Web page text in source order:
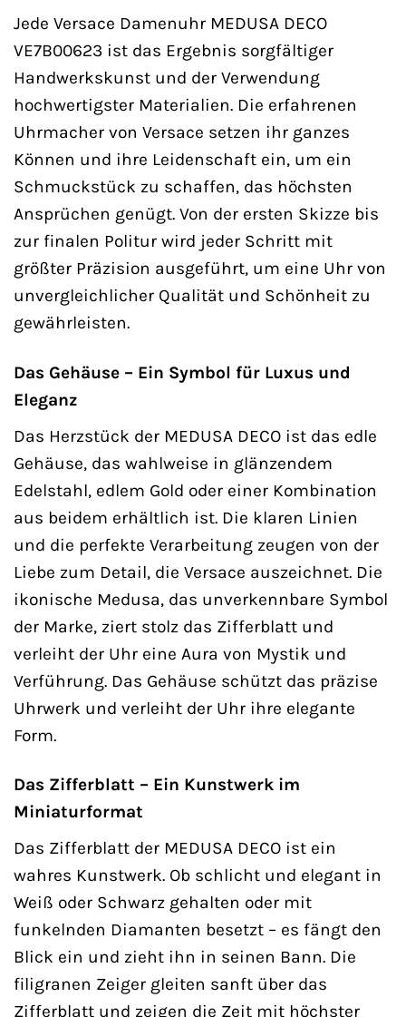
Jede Versace Damenuhr MEDUSA DECO
VE7B00623 ist das Ergebnis sorgfältiger
Handwerkskunst und der Verwendung
hochwertigster Materialien. Die erfahrenen
Uhrmacher von Versace setzen ihr ganzes
Können und ihre Leidenschaft ein, um ein
Schmuckstück zu schaffen, das höchsten
Ansprüchen genügt. Von der ersten Skizze bis
zur finalen Politur wird jeder Schritt mit
größter Präzision ausgeführt, um eine Uhr von
unvergleichlicher Qualität und Schönheit zu
gewährleisten.
Das Gehäuse – Ein Symbol für Luxus und
Eleganz
Das Herzstück der MEDUSA DECO ist das edle
Gehäuse, das wahlweise in glänzendem
Edelstahl, edlem Gold oder einer Kombination
aus beidem erhältlich ist. Die klaren Linien
und die perfekte Verarbeitung zeugen von der
Liebe zum Detail, die Versace auszeichnet. Die
ikonische Medusa, das unverkennbare Symbol
der Marke, ziert stolz das Zifferblatt und
verleiht der Uhr eine Aura von Mystik und
Verführung. Das Gehäuse schützt das präzise
Uhrwerk und verleiht der Uhr ihre elegante
Form.
Das Zifferblatt – Ein Kunstwerk im
Miniaturformat
Das Zifferblatt der MEDUSA DECO ist ein
wahres Kunstwerk. Ob schlicht und elegant in
Weiß oder Schwarz gehalten oder mit
funkelnden Diamanten besetzt – es fängt den
Blick ein und zieht ihn in seinen Bann. Die
filigranen Zeiger gleiten sanft über das
Zifferblatt und zeigen die Zeit mit höchster